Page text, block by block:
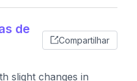
de
Compartilhar
slight changes in